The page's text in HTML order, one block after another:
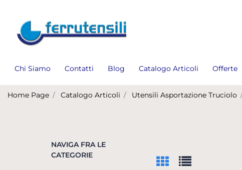
Chi Siamo Contatti Blog Catalogo Articoli Offerte
Home Page Catalogo Articoli Utensili Asportazione Truciolo
NAVIGA FRA LE
CATEGORIE